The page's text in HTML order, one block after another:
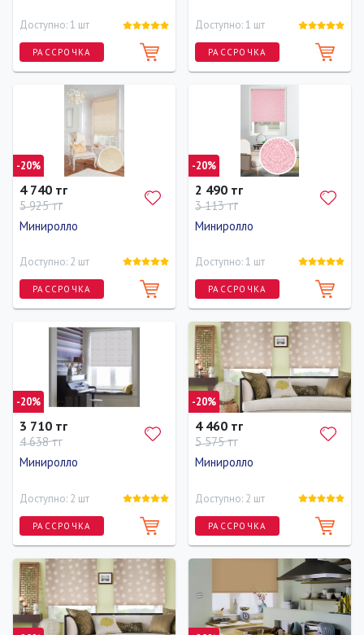
Доступно: 1 шт
РАССРОЧКА
Ширина
90 см
Доступно: 1 шт
РАССРОЧКА
-20%
4 740 тг
5 925 тг
Миниролло
Доступно: 2 шт
РАССРОЧКА
Ширина
83 см
-20%
2 490 тг
3 113 тг
Миниролло
Доступно: 1 шт
РАССРОЧКА
Длина
160 см
Ширина
43 см
Высота
160 см
-20%
3 710 тг
4 638 тг
Миниролло
Доступно: 2 шт
РАССРОЧКА
Длина
170 см
Ширина
73 см
Высота
170 см
-20%
4 460 тг
5 575 тг
Миниролло
Доступно: 2 шт
РАССРОЧКА
Ширина
83 см
Высота
170 см